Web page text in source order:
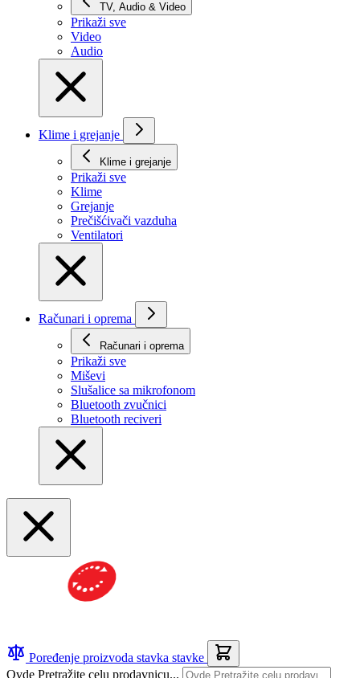
TV, Audio & Video
Prikaži svе
Video
Audio
Klime i grejanje
Klime i grejanje
Prikaži svе
Klime
Grejanje
Prečišćivači vazduha
Ventilatori
Računari i oprema
Računari i oprema
Prikaži svе
Miševi
Slušalice sa mikrofonom
Bluetooth zvučnici
Bluetooth reciveri
Poređenje proizvoda stavka stavke
Ovde Pretražite celu prodavnicu...